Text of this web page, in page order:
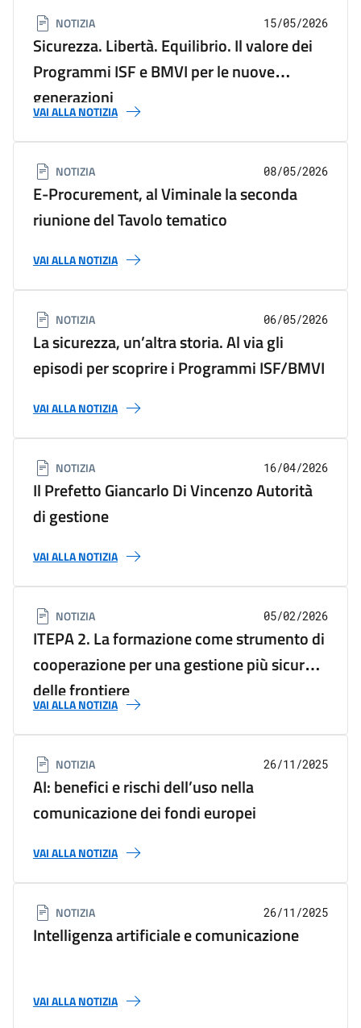
NOTIZIA 15/05/2026
Sicurezza. Libertà. Equilibrio. Il valore dei
Programmi ISF e BMVI per le nuove
generazioni
VAI ALLA NOTIZIA
NOTIZIA 08/05/2026
E-Procurement, al Viminale la seconda
riunione del Tavolo tematico
VAI ALLA NOTIZIA
NOTIZIA 06/05/2026
La sicurezza, un’altra storia. Al via gli
episodi per scoprire i Programmi ISF/BMVI
VAI ALLA NOTIZIA
NOTIZIA 16/04/2026
Il Prefetto Giancarlo Di Vincenzo Autorità
di gestione
VAI ALLA NOTIZIA
NOTIZIA 05/02/2026
ITEPA 2. La formazione come strumento di
cooperazione per una gestione più sicura
delle frontiere
VAI ALLA NOTIZIA
NOTIZIA 26/11/2025
AI: benefici e rischi dell’uso nella
comunicazione dei fondi europei
VAI ALLA NOTIZIA
NOTIZIA 26/11/2025
Intelligenza artificiale e comunicazione
VAI ALLA NOTIZIA